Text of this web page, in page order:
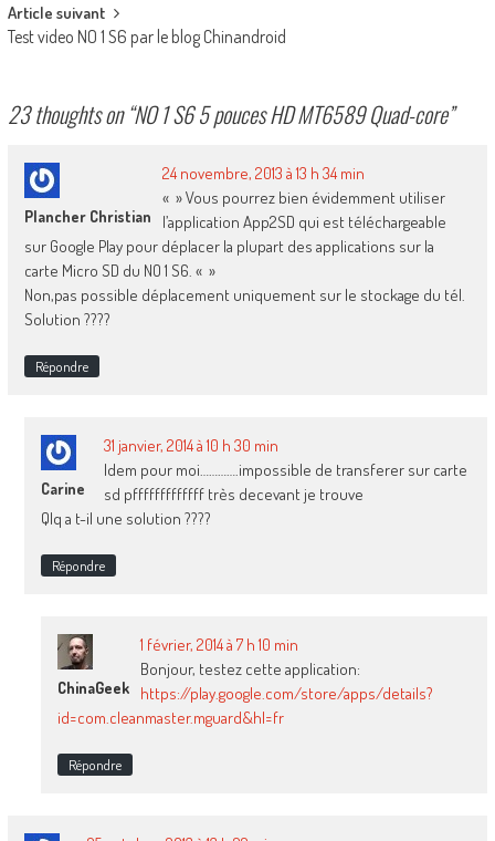
Article suivant
Test video NO 1 S6 par le blog Chinandroid
23 thoughts on “NO 1 S6 5 pouces HD MT6589 Quad-core”
Plancher Christian
24 novembre, 2013 à 13 h 34 min
« » Vous pourrez bien évidemment utiliser
l’application App2SD qui est téléchargeable
sur Google Play pour déplacer la plupart des applications sur la
carte Micro SD du NO 1 S6. « »
Non,pas possible déplacement uniquement sur le stockage du tél.
Solution ????
Répondre
Carine
31 janvier, 2014 à 10 h 30 min
Idem pour moi………….impossible de transferer sur carte
sd pfffffffffffff très decevant je trouve
Qlq a t-il une solution ????
Répondre
ChinaGeek
1 février, 2014 à 7 h 10 min
Bonjour, testez cette application:
https://play.google.com/store/apps/details?
id=com.cleanmaster.mguard&hl=fr
Répondre